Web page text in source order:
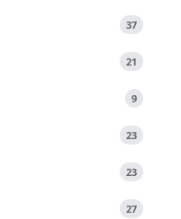
37
21
9
23
23
27